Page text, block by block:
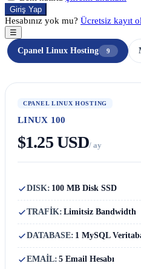
Giriş Yap
Hesabınız yok mu? Ücretsiz kayıt
☰
Cpanel Linux Hosting
9
CPANEL LINUX HOSTING
LINUX 100
$1.25 USD/ ay
DISK: 100 MB Disk SSD
TRAFİK: Limitsiz Bandwidth
DATABASE: 1 MySQL
EMAİL: 5 Email Hesabı